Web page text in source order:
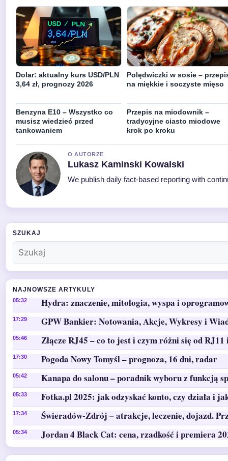
Dolar: aktualny kurs USD/PLN
3,64 zł, prognozy 2026
Polędwiczki w sosie –
na miękkie i soczyste mięso
Benzyna E10 – Wszystko co
musisz wiedzieć przed
tankowaniem
Przepis na miodownik –
tradycyjne ciasto miodowe
krok po kroku
O AUTORZE
Lukasz Kaminski Kowalski
We publish daily fact-based reporting with
SZUKAJ
NAJNOWSZE ARTYKULY
05:32 Hydra: znaczenie, mitologia, wyspa i
17:29 GPW Bankier: Notowania, Akcje, Wykresy i
05:46 Złącze RJ45 – co to jest i czym różni się od
17:30 Pogoda Nowy Tomyśl – prognoza, 16 dni, radar
05:42 Kanapa do salonu – poradnik wyboru z funkcją
05:33 Fotka.pl 2025: jak odzyskać konto, czy działa i
17:34 Świeradów-Zdrój – atrakcje, leczenie, dojazd.
05:34 Jordan 4 Black Cat: cena, rzadkość i premiera